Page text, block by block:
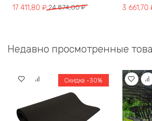
24 874,00₽
Первоначальная цена составляла 24
17 411,80 ₽
Текущая цена: 17 411,80 ₽. 3 661,70
Текущая
Недавно просмотренные
Скидка -30%